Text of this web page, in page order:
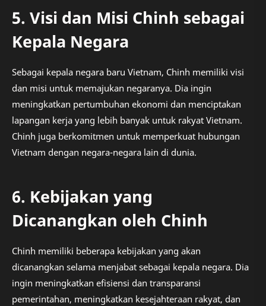
5. Visi dan Misi Chinh sebagai
Kepala Negara
Sebagai kepala negara baru Vietnam, Chinh memiliki visi
dan misi untuk memajukan negaranya. Dia ingin
meningkatkan pertumbuhan ekonomi dan menciptakan
lapangan kerja yang lebih banyak untuk rakyat Vietnam.
Chinh juga berkomitmen untuk memperkuat hubungan
Vietnam dengan negara-negara lain di dunia.
6. Kebijakan yang
Dicanangkan oleh Chinh
Chinh memiliki beberapa kebijakan yang akan
dicanangkan selama menjabat sebagai kepala negara. Dia
ingin meningkatkan efisiensi dan transparansi
pemerintahan, meningkatkan kesejahteraan rakyat, dan